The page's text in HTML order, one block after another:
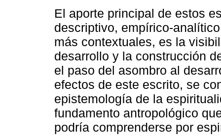
El aporte principal de estos
descriptivo, empírico-
más contextuales, es la
desarrollo y la construcción
el paso del asombro al
efectos de este escrito, se
epistemología de la
fundamento antropológico
podría comprenderse por